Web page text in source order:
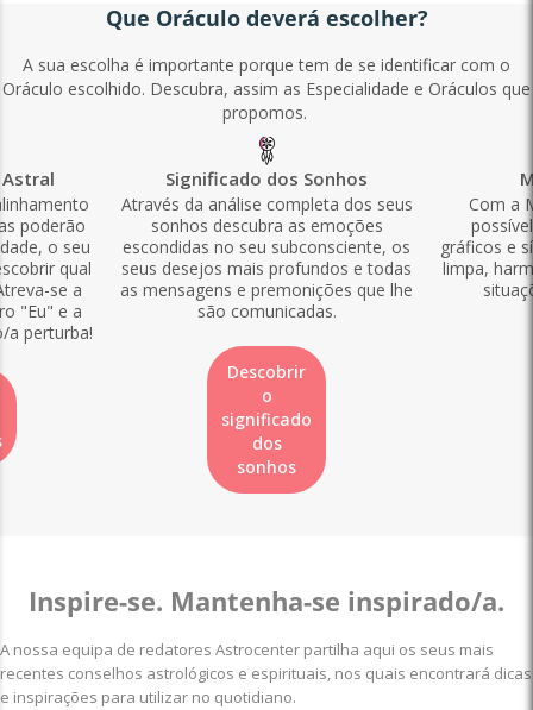
Que Oráculo deverá escolher?
A sua escolha é importante porque tem de se identificar com o
Oráculo escolhido. Descubra, assim as Especialidade e Oráculos que
propomos.
poderão
o seu
qual
se a
"Eu" e a
a perturba!
Significado dos Sonhos
Através da análise completa dos seus
sonhos descubra as emoções
escondidas no seu subconsciente, os
seus desejos mais profundos e todas
as mensagens e premonições que lhe
são comunicadas.
Descobrir
o
significado
dos
sonhos
Com a
gráficos e
limpa,
Inspire-se. Mantenha-se inspirado/a.
A nossa equipa de redatores Astrocenter partilha aqui os seus mais
recentes conselhos astrológicos e espirituais, nos quais encontrará dicas
e inspirações para utilizar no quotidiano.